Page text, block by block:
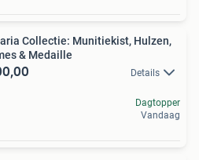
Collectie: Munitiekist, Hulzen,
& Medaille
Details
Dagtopper
Vandaag